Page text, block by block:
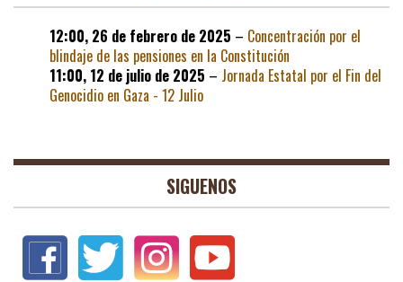
12:00, 26 de febrero de 2025 – Concentración por el
blindaje de las pensiones en la Constitución
11:00, 12 de julio de 2025 – Jornada Estatal por el Fin del
Genocidio en Gaza - 12 Julio
SIGUENOS